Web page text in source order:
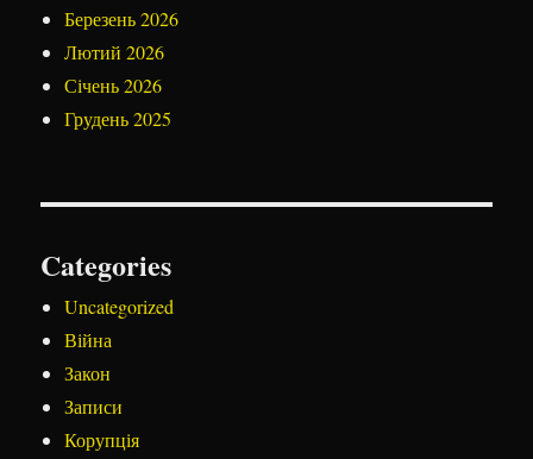
Березень 2026
Лютий 2026
Січень 2026
Грудень 2025
Categories
Uncategorized
Війна
Закон
Записи
Корупція